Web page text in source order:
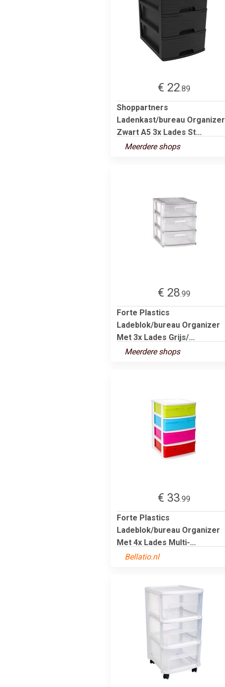
€ 22.89
Shoppartners
Ladenkast/bureau Organizer
Zwart A5 3x Lades St...
Meerdere shops
€ 28.99
Forte Plastics
Ladeblok/bureau Organizer
Met 3x Lades Grijs/...
Meerdere shops
€ 33.99
Forte Plastics
Ladeblok/bureau Organizer
Met 4x Lades Multi-...
Bellatio.nl